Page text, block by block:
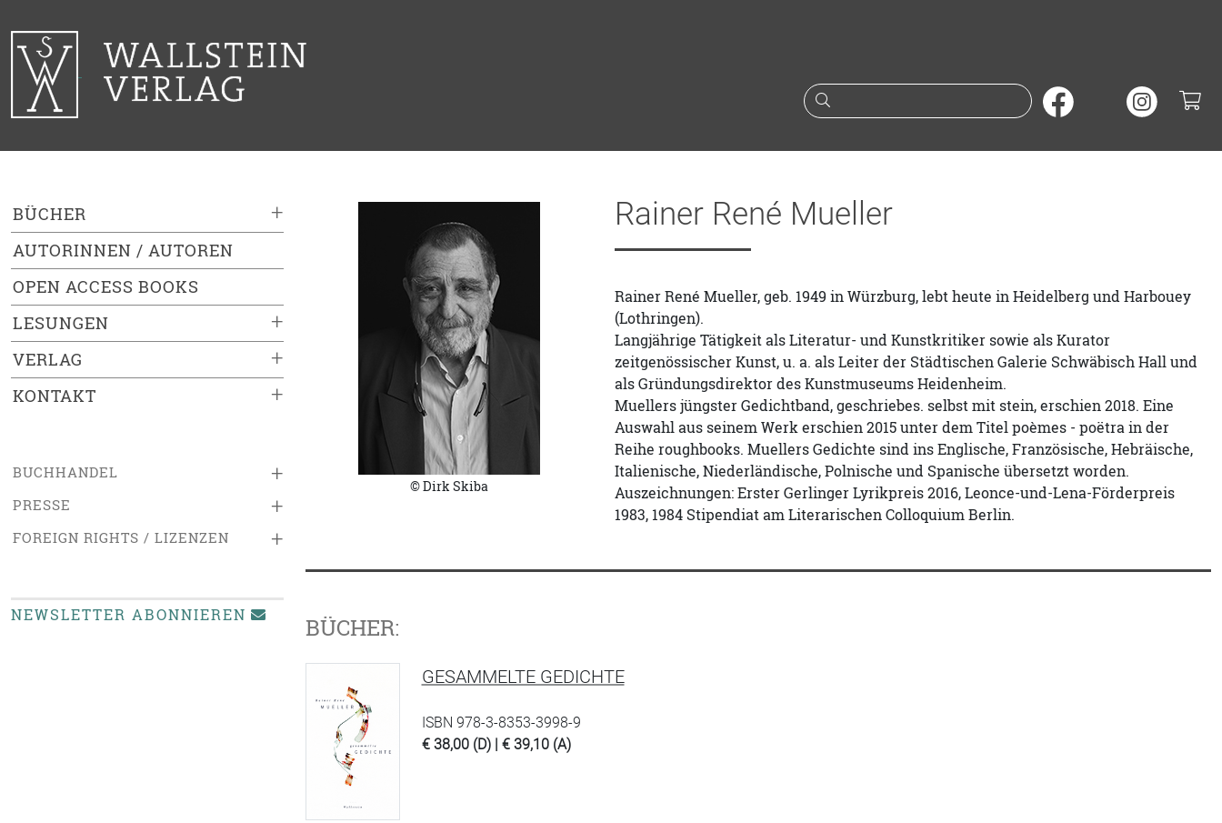
Suche nach Büchern oder
+
BÜCHER
AUTORINNEN / AUTOREN
OPEN ACCESS BOOKS
+
LESUNGEN
+
VERLAG
+
KONTAKT
+
BUCHHANDEL
+
PRESSE
+
FOREIGN RIGHTS / LIZENZEN
NEWSLETTER ABONNIEREN
© Dirk Skiba
Rainer René Mueller
Rainer René Mueller, geb. 1949 in Würzburg, lebt heute in Heidelberg und Harbouey
(Lothringen).
Langjährige Tätigkeit als Literatur- und Kunstkritiker sowie als Kurator
zeitgenössischer Kunst, u. a. als Leiter der Städtischen Galerie Schwäbisch Hall und
als Gründungsdirektor des Kunstmuseums Heidenheim.
Muellers jüngster Gedichtband, geschriebes. selbst mit stein, erschien 2018. Eine
Auswahl aus seinem Werk erschien 2015 unter dem Titel poèmes - poëtra in der
Reihe roughbooks. Muellers Gedichte sind ins Englische, Französische, Hebräische,
Italienische, Niederländische, Polnische und Spanische übersetzt worden.
Auszeichnungen: Erster Gerlinger Lyrikpreis 2016, Leonce-und-Lena-Förderpreis
1983, 1984 Stipendiat am Literarischen Colloquium Berlin.
BÜCHER:
GESAMMELTE GEDICHTE
ISBN 978-3-8353-3998-9
€ 38,00 (D) | € 39,10 (A)